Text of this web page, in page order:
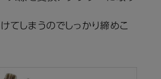
てしまうのでしっかり締めこ